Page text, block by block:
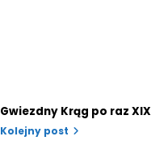
Gwiezdny Krąg po raz XIX
Kolejny post